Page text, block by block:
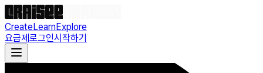
CreateLearnExplore
요금제로그인시작하기